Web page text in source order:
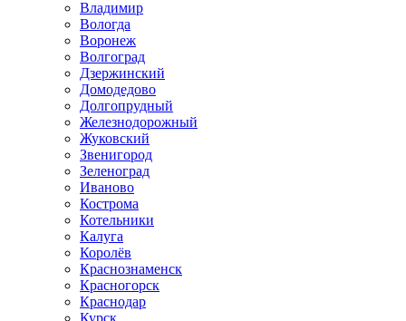
Владимир
Вологда
Воронеж
Волгоград
Дзержинский
Домодедово
Долгопрудный
Железнодорожный
Жуковский
Звенигород
Зеленоград
Иваново
Кострома
Котельники
Калуга
Королёв
Краснознаменск
Красногорск
Краснодар
Курск